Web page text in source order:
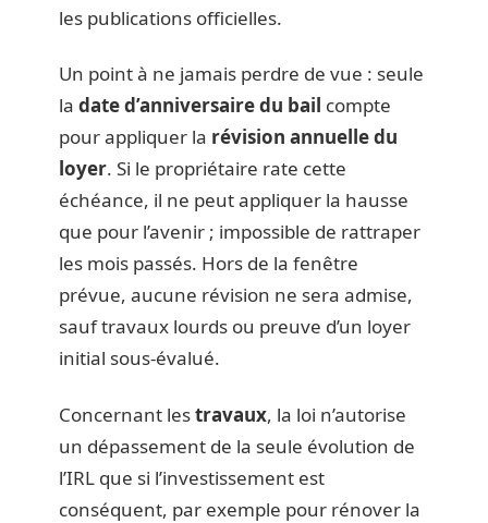
les publications officielles.
Un point à ne jamais perdre de vue : seule
la date d’anniversaire du bail compte
pour appliquer la révision annuelle du
loyer. Si le propriétaire rate cette
échéance, il ne peut appliquer la hausse
que pour l’avenir ; impossible de rattraper
les mois passés. Hors de la fenêtre
prévue, aucune révision ne sera admise,
sauf travaux lourds ou preuve d’un loyer
initial sous-évalué.
Concernant lestravaux, la loi n’autorise
un dépassement de la seule évolution de
l’IRL que si l’investissement est
conséquent, par exemple pour rénover la